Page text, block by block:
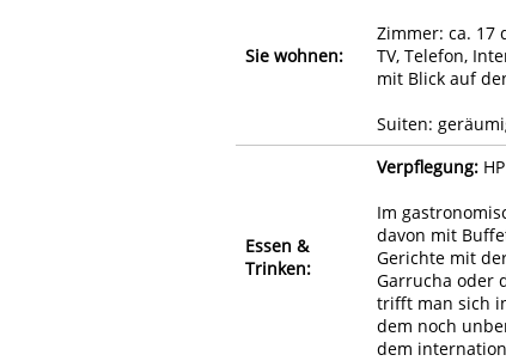
Sie wohnen:
Zimmer: ca. 17
TV, Telefon,
mit Blick auf
Suiten:
Essen &
Trinken:
Verpflegung:
Im
davon mit
Gerichte mit
Garrucha oder
trifft man sich
dem noch
dem